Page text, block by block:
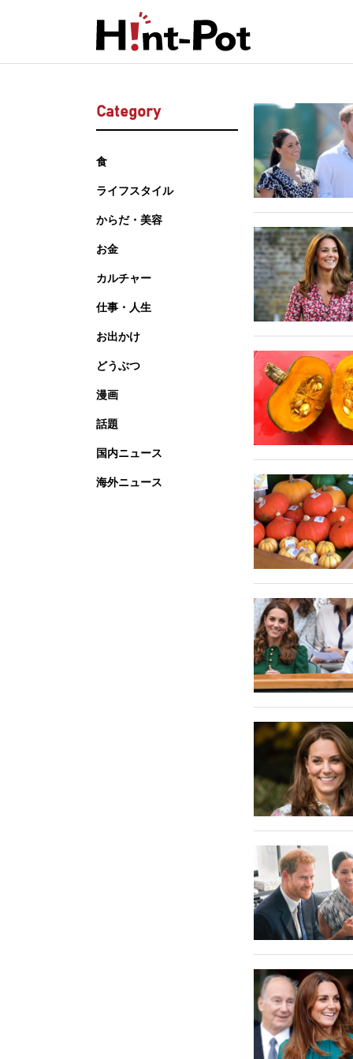
Category
食
ライフスタイル
からだ・美容
お金
カルチャー
仕事・人生
お出かけ
どうぶつ
漫画
話題
国内ニュース
海外ニュース